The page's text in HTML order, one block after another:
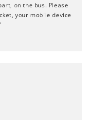
on the bus. Please
your mobile device